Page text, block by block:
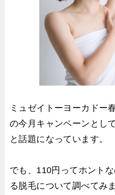
ミュゼイトーヨーカドー
の今月キャンペーンとし
と話題になっています。
でも、110円ってホント
る脱毛について調べてみ